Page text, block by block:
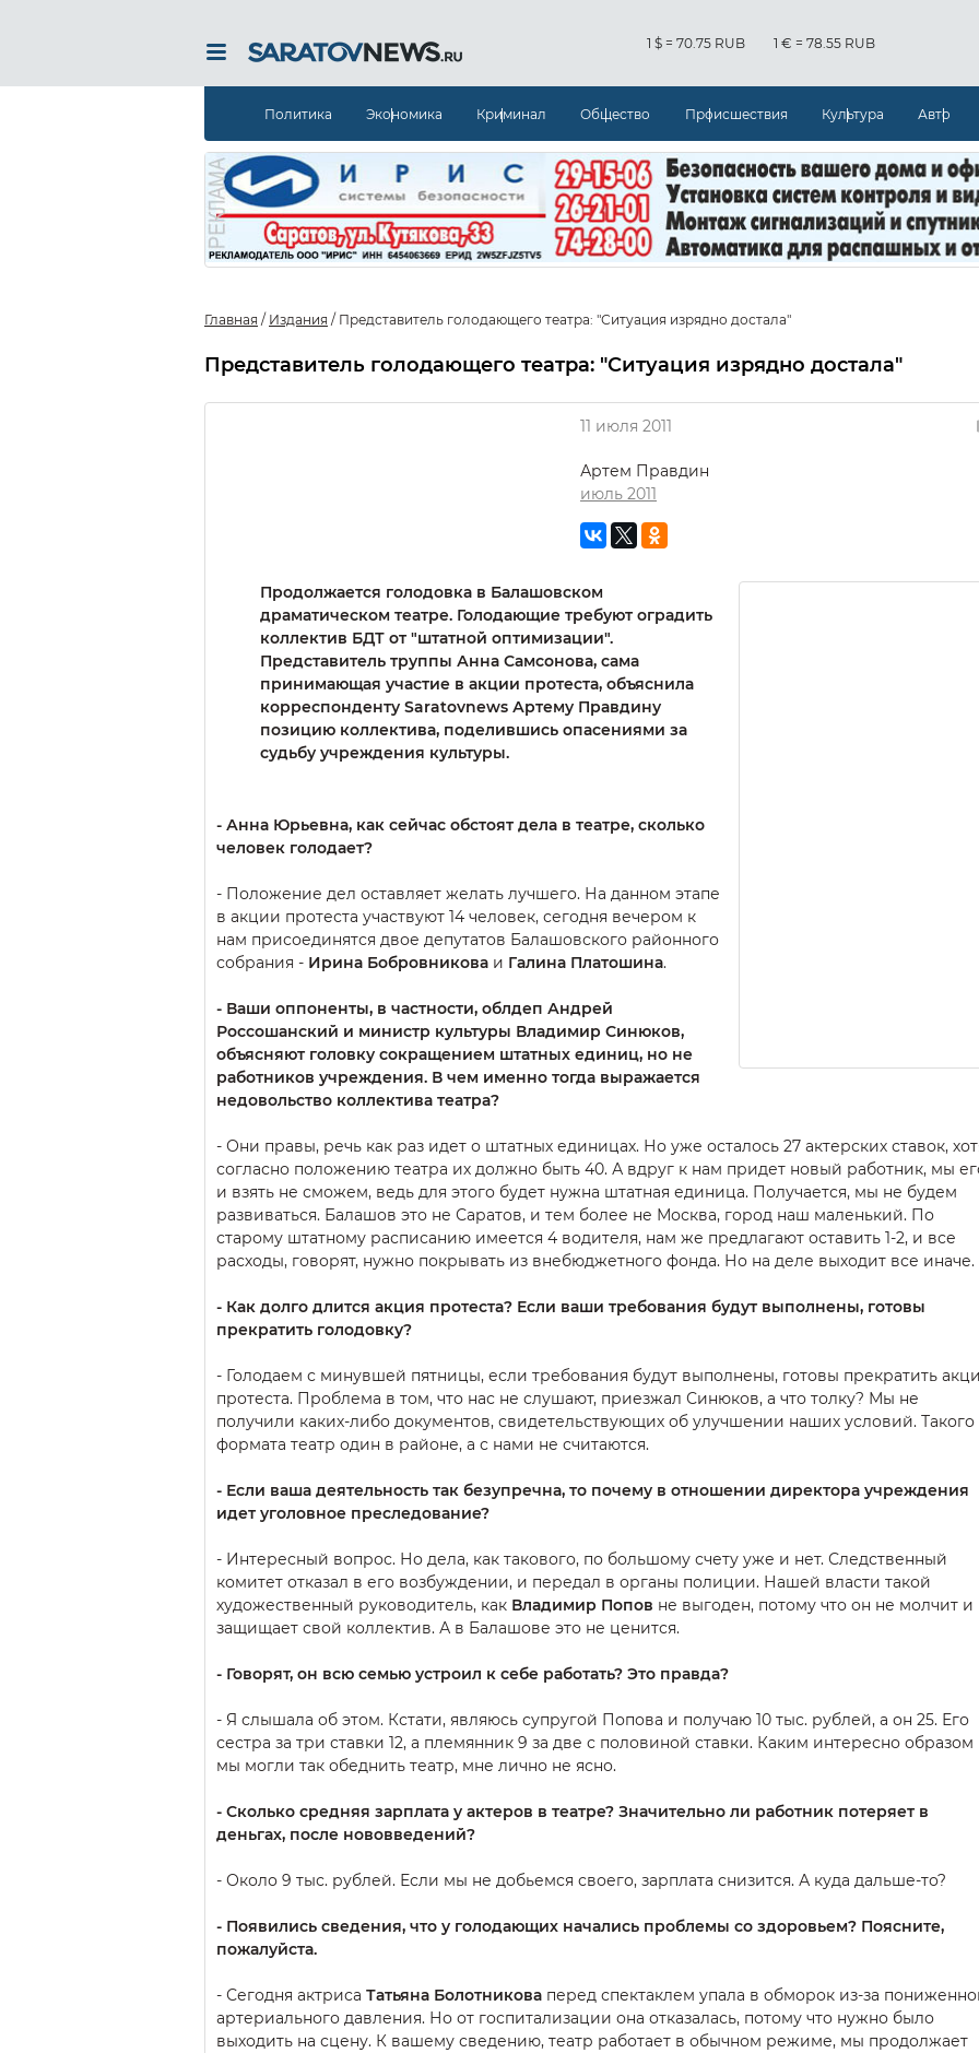
1 $ = 70.75 RUB 1 € = 78.55 RUB
Политика Экономика Криминал Общество Происшествия Культура Авто
Главная / Издания / Представитель голодающего театра: "Ситуация изрядно достала"
Представитель голодающего театра: "Ситуация изрядно достала"
11 июля 2011
Артем Правдин
июль 2011
Продолжается голодовка в Балашовском
драматическом театре. Голодающие требуют оградить
коллектив БДТ от "штатной оптимизации".
Представитель труппы Анна Самсонова, сама
принимающая участие в акции протеста, объяснила
корреспонденту Saratovnews Артему Правдину
позицию коллектива, поделившись опасениями за
судьбу учреждения культуры.
- Анна Юрьевна, как сейчас обстоят дела в театре, сколько
человек голодает?
- Положение дел оставляет желать лучшего. На данном этапе
в акции протеста участвуют 14 человек, сегодня вечером к
нам присоединятся двое депутатов Балашовского районного
собрания - Ирина Бобровникова и Галина Платошина.
- Ваши оппоненты, в частности, облдеп Андрей
Россошанский и министр культуры Владимир Синюков,
объясняют головку сокращением штатных единиц, но не
работников учреждения. В чем именно тогда выражается
недовольство коллектива театра?
- Они правы, речь как раз идет о штатных единицах. Но уже осталось 27 актерских ставок,
согласно положению театра их должно быть 40. А вдруг к нам придет новый работник, мы
и взять не сможем, ведь для этого будет нужна штатная единица. Получается, мы не будем
развиваться. Балашов это не Саратов, и тем более не Москва, город наш маленький. По
старому штатному расписанию имеется 4 водителя, нам же предлагают оставить 1-2, и все
расходы, говорят, нужно покрывать из внебюджетного фонда. Но на деле выходит все иначе.
- Как долго длится акция протеста? Если ваши требования будут выполнены, готовы
прекратить голодовку?
- Голодаем с минувшей пятницы, если требования будут выполнены, готовы прекратить
протеста. Проблема в том, что нас не слушают, приезжал Синюков, а что толку? Мы не
получили каких-либо документов, свидетельствующих об улучшении наших условий. Такого
формата театр один в районе, а с нами не считаются.
- Если ваша деятельность так безупречна, то почему в отношении директора учреждения
идет уголовное преследование?
- Интересный вопрос. Но дела, как такового, по большому счету уже и нет. Следственный
комитет отказал в его возбуждении, и передал в органы полиции. Нашей власти такой
художественный руководитель, как Владимир Попов не выгоден, потому что он не молчит и
защищает свой коллектив. А в Балашове это не ценится.
- Говорят, он всю семью устроил к себе работать? Это правда?
- Я слышала об этом. Кстати, являюсь супругой Попова и получаю 10 тыс. рублей, а он 25. Его
сестра за три ставки 12, а племянник 9 за две с половиной ставки. Каким интересно образом
мы могли так обеднить театр, мне лично не ясно.
- Сколько средняя зарплата у актеров в театре? Значительно ли работник потеряет в
деньгах, после нововведений?
- Около 9 тыс. рублей. Если мы не добьемся своего, зарплата снизится. А куда дальше-то?
- Появились сведения, что у голодающих начались проблемы со здоровьем? Поясните,
пожалуйста.
- Сегодня актриса Татьяна Болотникова перед спектаклем упала в обморок из-за
артериального давления. Но от госпитализации она отказалась, потому что нужно было
выходить на сцену. К вашему сведению, театр работает в обычном режиме, мы продолжает